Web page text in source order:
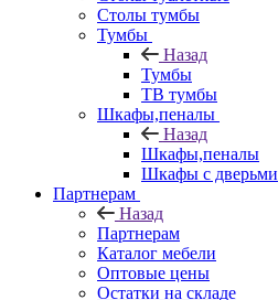
Столы тумбы
Тумбы
Назад
Тумбы
ТВ тумбы
Шкафы,пеналы
Назад
Шкафы,пеналы
Шкафы с дверьми
Партнерам
Назад
Партнерам
Каталог мебели
Оптовые цены
Остатки на складе